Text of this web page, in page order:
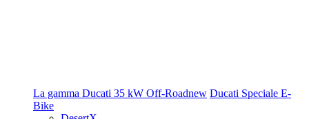
La gamma Ducati 35 kW Off-Roadnew Ducati Speciale E-
Bike